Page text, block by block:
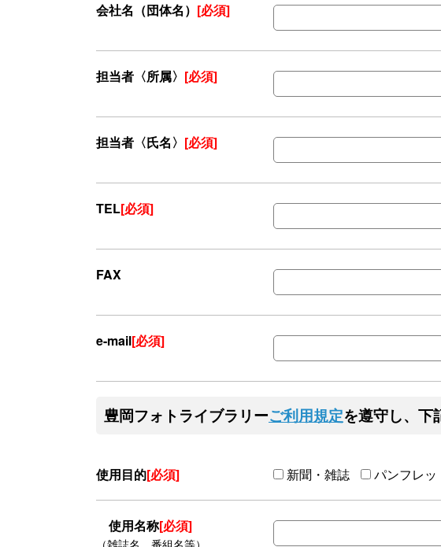
会社名（団体名） [必須]
担当者〈所属〉 [必須]
担当者〈氏名〉 [必須]
TEL[必須]
FAX
e-mail[必須]
豊岡フォトライブラリーご利用規定を遵守し、下
使用目的[必須] 新聞・雑誌 パンフレッ
使用名称[必須]
（雑誌名、番組名等）